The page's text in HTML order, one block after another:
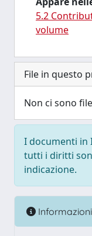
5.2
volume
File in questo
Non ci sono
I documenti in
tutti i diritti
indicazione.
Informazioni